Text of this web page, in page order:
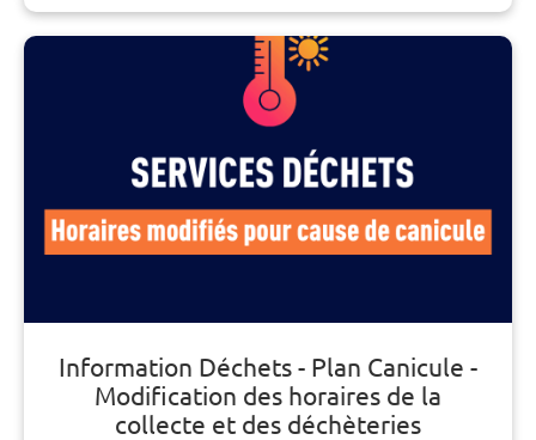
Information Déchets - Plan Canicule -
Modification des horaires de la
collecte et des déchèteries